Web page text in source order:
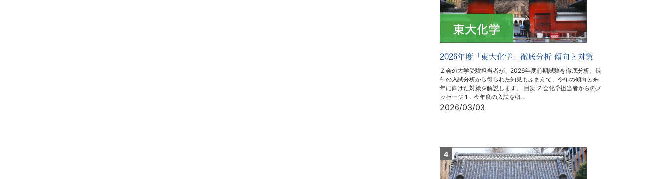
2026年度「東大化学」徹底分析 傾向と対策
Ｚ会の大学受験担当者が、2026年度前期試験を徹底分析。長
年の入試分析から得られた知見もふまえて、今年の傾向と来
年に向けた対策を解説します。 目次 Ｚ会化学担当者からのメ
ッセージ 1．今年度の入試を概…
2026/03/03